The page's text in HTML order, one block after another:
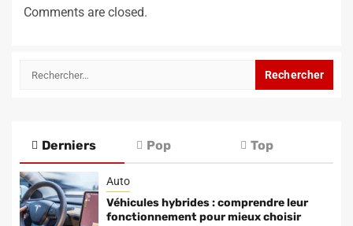
Comments are closed.
Rechercher :
Derniers Pop Top
Auto
Véhicules hybrides : comprendre leur
fonctionnement pour mieux choisir